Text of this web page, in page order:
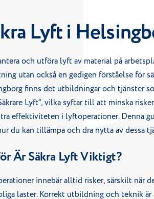
Lyft i
och utföra lyft av material på
utan också en gedigen förståelse för
finns det utbildningar och tjänster
Lyft”, vilka syftar till att minska
effektiviteten i lyftoperationer. Denna
du kan tillämpa och dra nytta av dessa
Är Säkra Lyft Viktigt?
innebär alltid risker, särskilt när
laster. Korrekt utbildning och teknik är